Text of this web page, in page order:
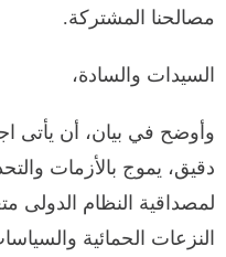
مصالحنا المشتركة.
السيدات والسادة،
وأوضح في بيان، أن يأتى
دقيق، يموج بالأزمات
لمصداقية النظام الدولى
النزعات الحمائية